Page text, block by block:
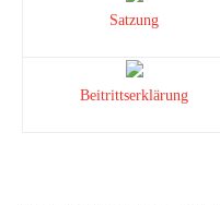
Satzung
Beitrittserklärung